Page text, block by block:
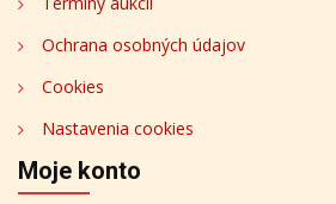
Ochrana osobných údajov
Cookies
Nastavenia cookies
Moje konto